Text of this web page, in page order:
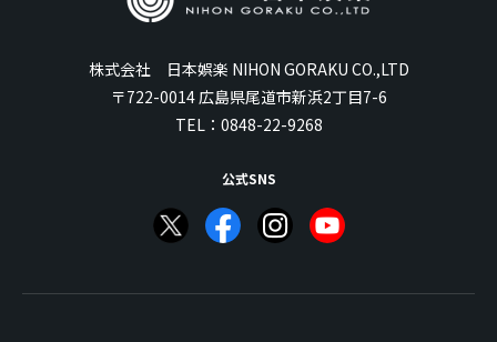
株式会社 日本娯楽 NIHON GORAKU CO.,LTD
〒722-0014 広島県尾道市新浜2丁目7-6
TEL： 0848-22-9268
公式SNS